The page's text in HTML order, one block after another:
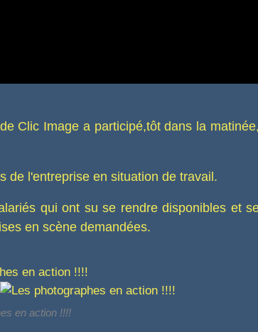
Clic Image a participé,tôt dans la matinée,
de l'entreprise en situation de travail.
qui ont su se rendre disponibles et
en scène demandées.
en action !!!!